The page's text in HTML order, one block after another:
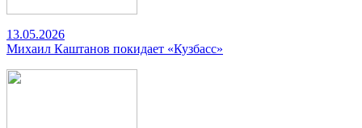
13.05.2026
Михаил Каштанов покидает «Кузбасс»